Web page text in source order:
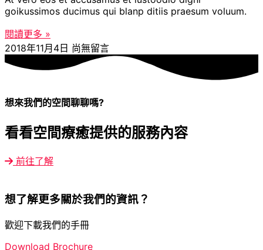
goikussimos ducimus qui blanp ditiis praesum voluum.
閱讀更多 »
2018年11月4日 尚無留言
想來我們的空間聊聊嗎?
看看空間療癒提供的服務內容
前往了解
想了解更多關於我們的資訊？
歡迎下載我們的手冊
Download Brochure